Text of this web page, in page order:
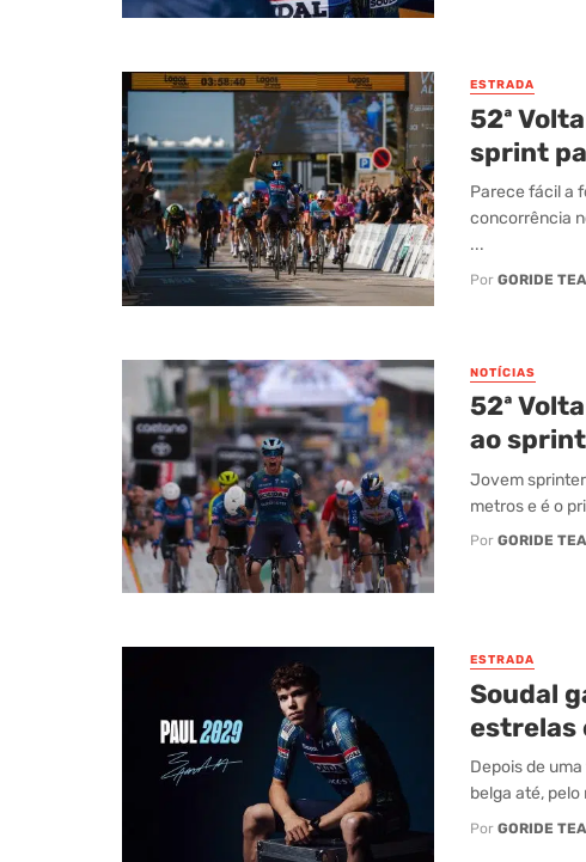
ESTRADA
52ª
sprint
Parece fácil a
concorrência
...
Por GORIDE
NOTÍCIAS
52ª
ao
Jovem
metros e é o
Por GORIDE
ESTRADA
Soudal
estrelas
Depois de
belga até, pelo
Por GORIDE